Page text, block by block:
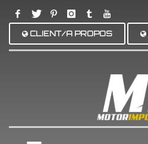
CLIENT/A PROPOS